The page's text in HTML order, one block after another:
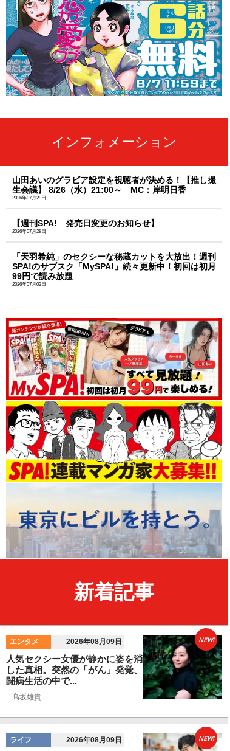
インフォメーション
山田あいのグラビア設定を視聴者が決める！【推し撮
生会議】 8/26（水）21:00～ MC：岸明日香
2026年07月29日
【週刊SPA! 発売日変更のお知らせ】
2026年07月28日
「天羽希純」のセクシーな秘蔵カットを大放出！週刊
SPA!のサブスク「MySPA!」続々更新中！初回は初月
99円で読み放題
2026年07月03日
新着記事
エンタメ 2026年08月09日
人気セクシー女優が静かに姿を消
した真相。突然の「がん」発覚、
闘病生活の中で...
髙坂雄貴
NEW!
ライフ 2026年08月09日 NEW!